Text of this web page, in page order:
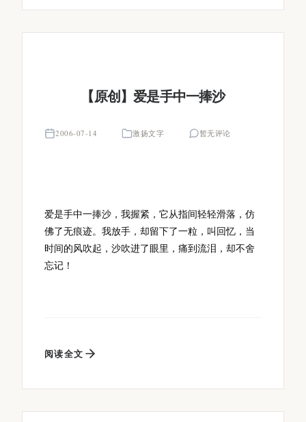
【原创】爱是手中一捧沙
2006-07-14 激扬文字 暂无评论
爱是手中一捧沙，我握紧，它从指间轻轻滑落，仿
佛了无痕迹。我放手，却留下了一粒，叫回忆，当
时间的风吹起，沙吹进了眼里，痛到流泪，却不舍
忘记！
阅读全文